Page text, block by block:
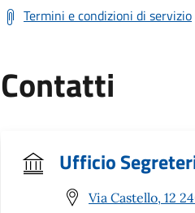
Termini e condizioni di servizio
Contatti
Ufficio
Via Castello, 12